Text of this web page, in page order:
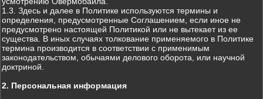
1.3. Здесь и далее в Политике используются термины и
определения, предусмотренные Соглашением, если иное не
предусмотрено настоящей Политикой или не вытекает из ее
существа. В иных случаях толкование применяемого в Политике
термина производится в соответствии с применимым
законодательством, обычаями делового оборота, или научной
доктриной.
2. Персональная информация